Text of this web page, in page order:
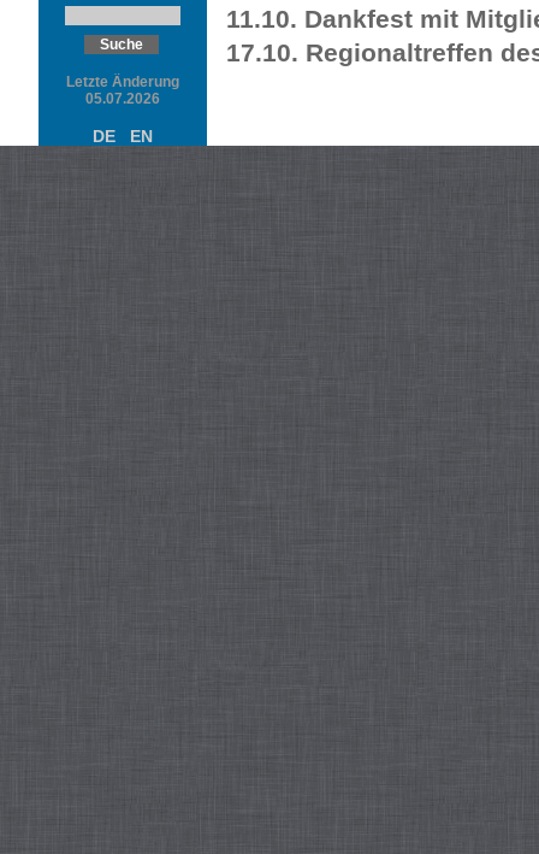
Letzte Änderung
05.07.2026
11.10. Dankfest mit
17.10. Regionaltreffen
DE EN